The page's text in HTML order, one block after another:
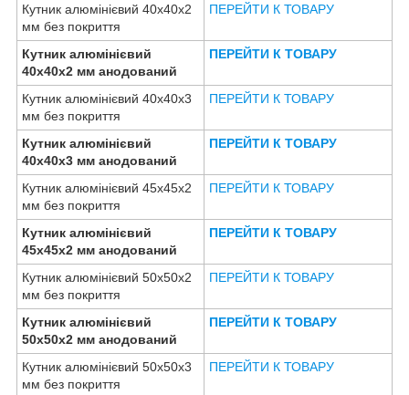
Кутник алюмінієвий 40х40х2
мм без покриття
ПЕРЕЙТИ К ТОВАРУ
Кутник алюмінієвий
40х40х2 мм анодований
ПЕРЕЙТИ К ТОВАРУ
Кутник алюмінієвий 40х40х3
мм без покриття
ПЕРЕЙТИ К ТОВАРУ
Кутник алюмінієвий
40х40х3 мм анодований
ПЕРЕЙТИ К ТОВАРУ
Кутник алюмінієвий 45х45х2
мм без покриття
ПЕРЕЙТИ К ТОВАРУ
Кутник алюмінієвий
45х45х2 мм анодований
ПЕРЕЙТИ К ТОВАРУ
Кутник алюмінієвий 50х50х2
мм без покриття
ПЕРЕЙТИ К ТОВАРУ
Кутник алюмінієвий
50х50х2 мм анодований
ПЕРЕЙТИ К ТОВАРУ
Кутник алюмінієвий 50х50х3
мм без покриття
ПЕРЕЙТИ К ТОВАРУ